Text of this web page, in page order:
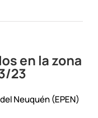
en la zona
23
Neuquén (EPEN)